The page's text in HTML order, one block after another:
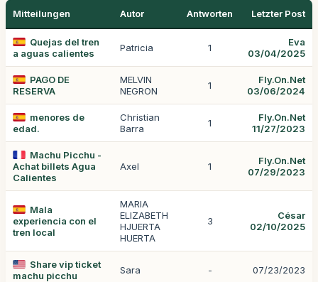
Mitteilungen Autor Antworten Letzter Post
Quejas del tren
a aguas calientes
Patricia 1
Eva
03/04/2025
PAGO DE
RESERVA
MELVIN
NEGRON
1
Fly.On.Net
03/06/2024
menores de
edad.
Christian
Barra
1
Fly.On.Net
11/27/2023
Machu Picchu -
Achat billets Agua
Calientes
Axel 1
Fly.On.Net
07/29/2023
Mala
experiencia con el
tren local
MARIA
ELIZABETH
HJUERTA
HUERTA
3
César
02/10/2025
Share vip ticket
machu picchu
Sara - 07/23/2023